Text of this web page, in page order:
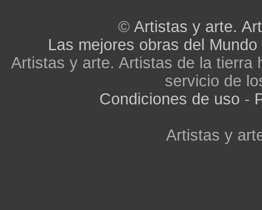
© Artistas y arte.
Las mejores obras del Mundo
Artistas y arte. Artistas de la tierra
servicio de
Condiciones de uso -
Artistas y